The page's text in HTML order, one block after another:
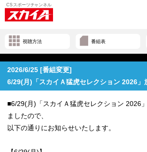
視聴方法 番組表
2026/6/25 [番組変更]
6/29(月)「スカイＡ猛虎セレクション 2026」
■6/29(月)「スカイＡ猛虎セレクション 2026
ましたので、
以下の通りにお知らせいたします。